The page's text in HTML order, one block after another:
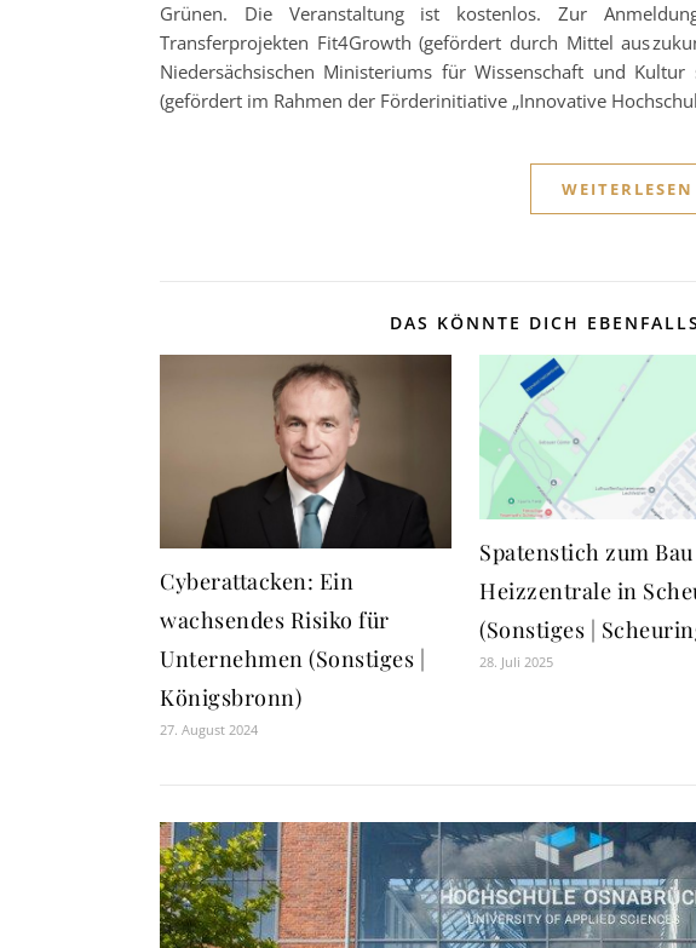
Grünen. Die Veranstaltung ist kostenlos. Zur
Transferprojekten Fit4Growth (gefördert durch Mittel aus
Niedersächsischen Ministeriums für Wissenschaft und
(gefördert im Rahmen der Förderinitiative „Innovative
WEITERLESEN
DAS KÖNNTE DICH
Cyberattacken: Ein
wachsendes Risiko für
Unternehmen (Sonstiges |
Königsbronn)
27. August 2024
Spatenstich zum
Heizzentrale in
(Sonstiges |
28. Juli 2025